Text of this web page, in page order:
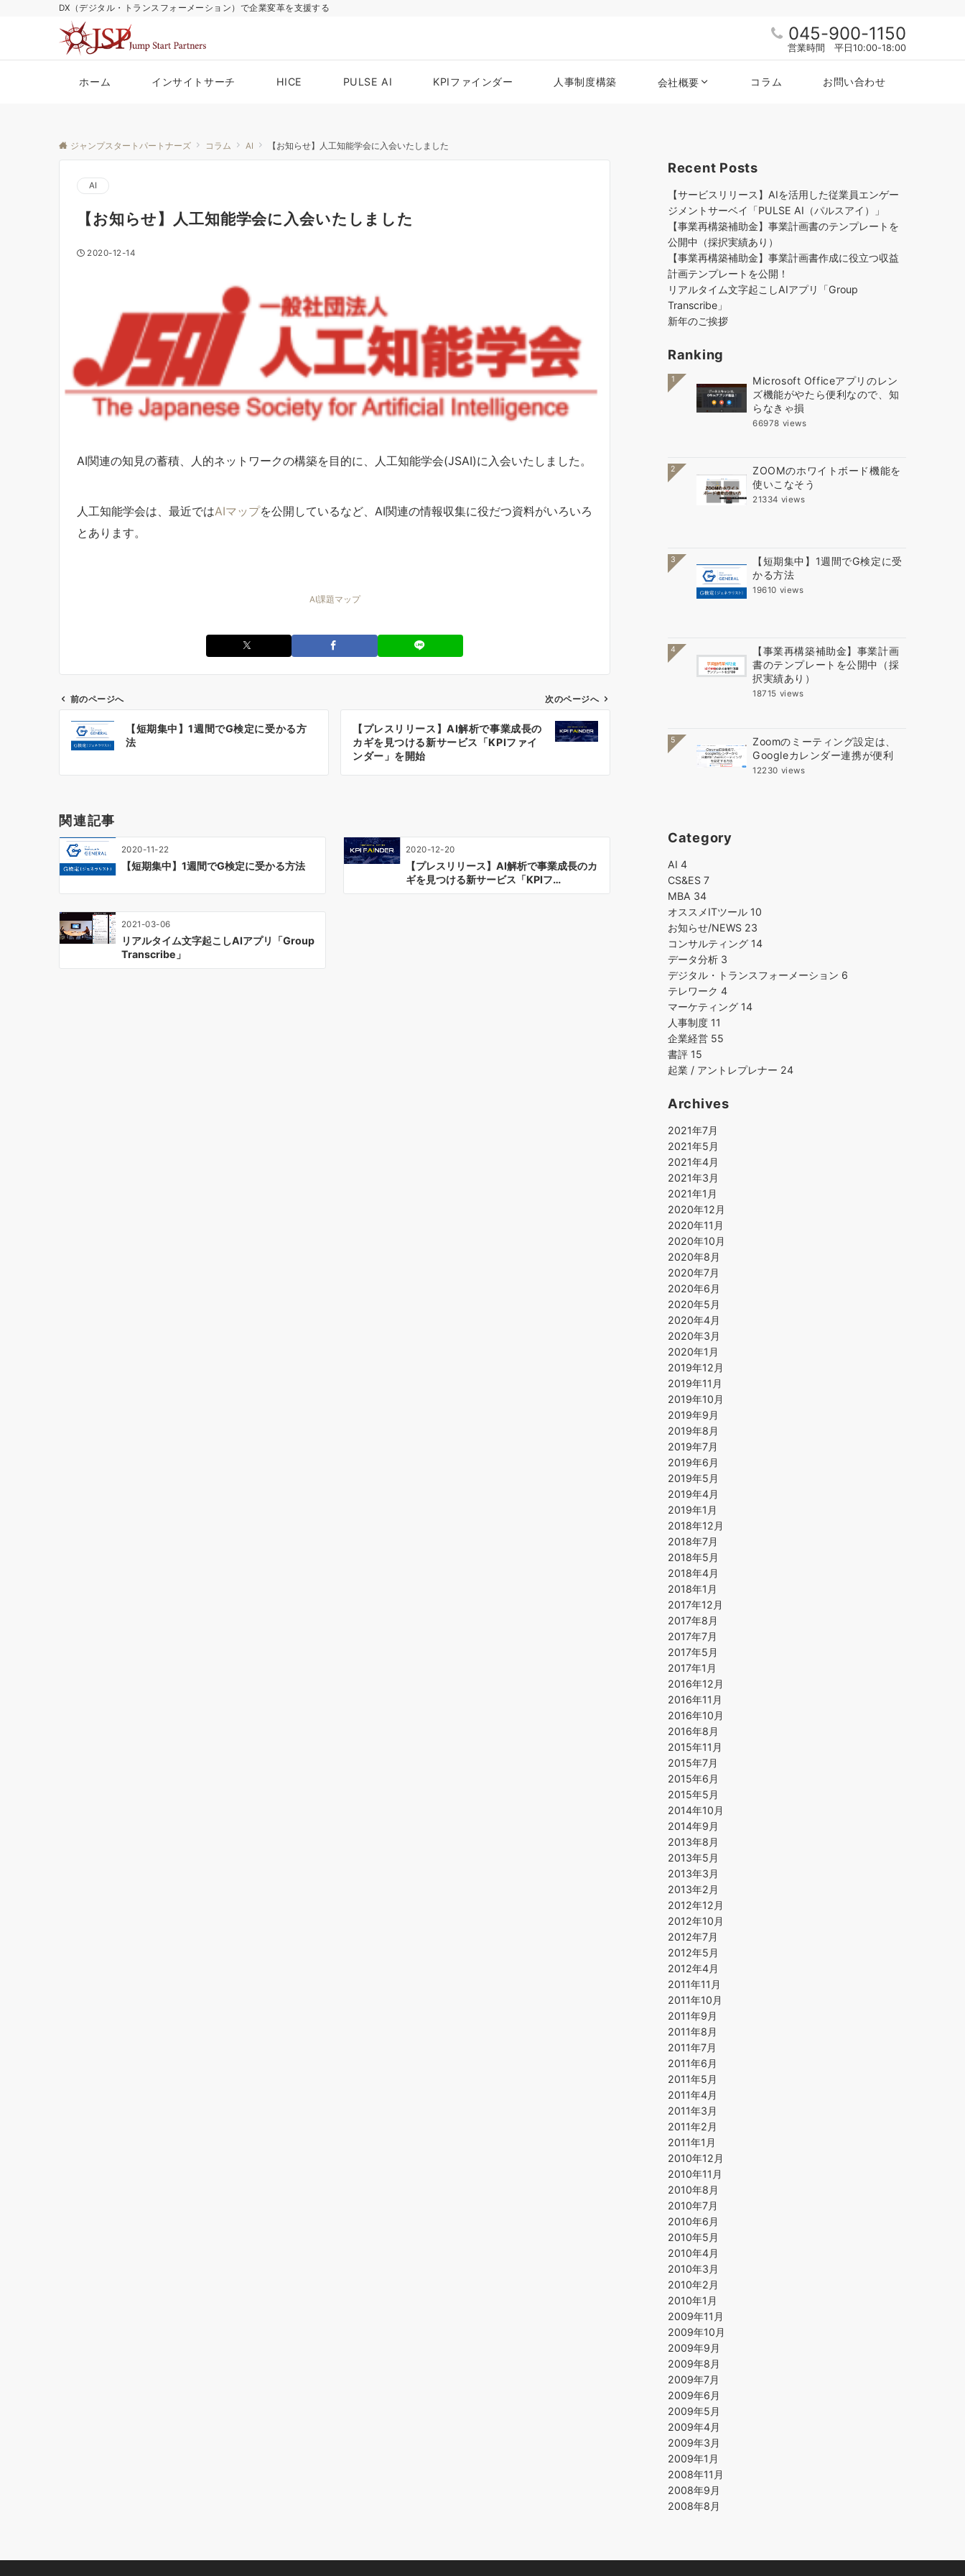
DX（デジタル・トランスフォーメーション）で企業変革を支援する
045-900-1150
営業時間 平日10:00-18:00
ホーム インサイトサーチ HICE PULSE AI KPIファインダー 人事制度構築 会社概要 コラム お問い合わせ
ジャンプスタートパートナーズ コラム AI 【お知らせ】人工知能学会に入会いたしました
AI
【お知らせ】人工知能学会に入会いたしました
2020-12-14
AI関連の知見の蓄積、人的ネットワークの構築を目的に、人工知能学会(JSAI)に入会いたしました。
人工知能学会は、最近ではAIマップを公開しているなど、AI関連の情報収集に役だつ資料がいろいろ
とあります。
AI課題マップ
ビ
シ
ョ
ン
前のページへ
【短期集中】1週間でG検定に受かる方
法
次のページへ
【プレスリリース】AI解析で事業成長の
カギを見つける新サービス「KPIファイ
ンダー」を開始
関連記事
2020-11-22
【短期集中】1週間でG検定に受かる方法
2020-12-20
【プレスリリース】AI解析で事業成長のカ
ギを見つける新サービス「KPIフ…
2021-03-06
リアルタイム文字起こしAIアプリ「Group
Transcribe」
Recent Posts
【サービスリリース】AIを活用した従業員エンゲー
ジメントサーベイ「PULSE AI（パルスアイ）」
【事業再構築補助金】事業計画書のテンプレートを
公開中（採択実績あり）
【事業再構築補助金】事業計画書作成に役立つ収益
計画テンプレートを公開！
リアルタイム文字起こしAIアプリ「Group
Transcribe」
新年のご挨拶
Ranking
1
Microsoft Officeアプリのレン
ズ機能がやたら便利なので、知
らなきゃ損
66978 views
2
ZOOMのホワイトボード機能を
使いこなそう
21334 views
3
【短期集中】1週間でG検定に受
かる方法
19610 views
4
【事業再構築補助金】事業計画
書のテンプレートを公開中（採
択実績あり）
18715 views
5
Zoomのミーティング設定は、
Googleカレンダー連携が便利
12230 views
Category
AI 4
CS&ES 7
MBA 34
オススメITツール 10
お知らせ/NEWS 23
コンサルティング 14
データ分析 3
デジタル・トランスフォーメーション 6
テレワーク 4
マーケティング 14
人事制度 11
企業経営 55
書評 15
起業 / アントレプレナー 24
Archives
2021年7月
2021年5月
2021年4月
2021年3月
2021年1月
2020年12月
2020年11月
2020年10月
2020年8月
2020年7月
2020年6月
2020年5月
2020年4月
2020年3月
2020年1月
2019年12月
2019年11月
2019年10月
2019年9月
2019年8月
2019年7月
2019年6月
2019年5月
2019年4月
2019年1月
2018年12月
2018年7月
2018年5月
2018年4月
2018年1月
2017年12月
2017年8月
2017年7月
2017年5月
2017年1月
2016年12月
2016年11月
2016年10月
2016年8月
2015年11月
2015年7月
2015年6月
2015年5月
2014年10月
2014年9月
2013年8月
2013年5月
2013年3月
2013年2月
2012年12月
2012年10月
2012年7月
2012年5月
2012年4月
2011年11月
2011年10月
2011年9月
2011年8月
2011年7月
2011年6月
2011年5月
2011年4月
2011年3月
2011年2月
2011年1月
2010年12月
2010年11月
2010年8月
2010年7月
2010年6月
2010年5月
2010年4月
2010年3月
2010年2月
2010年1月
2009年11月
2009年10月
2009年9月
2009年8月
2009年7月
2009年6月
2009年5月
2009年4月
2009年3月
2009年1月
2008年11月
2008年9月
2008年8月